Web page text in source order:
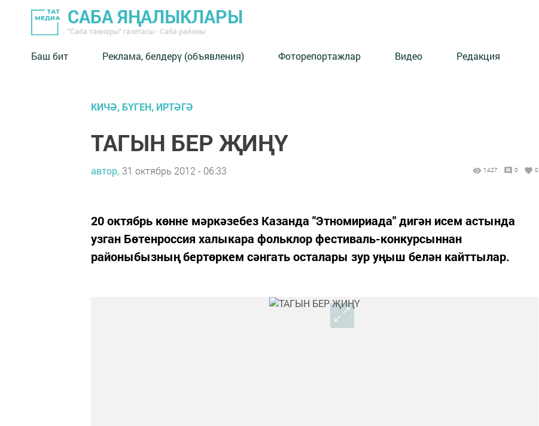
САБА ЯҢАЛЫКЛАРЫ
"Саба таңнары" газетасы - Саба районы
Баш бит Реклама, белдерү (объявления) Фоторепортажлар Видео Редакция
КИЧӘ, БҮГЕН, ИРТӘГӘ
ТАГЫН БЕР ҖИҢҮ
автор, 31 октябрь 2012 - 06:33 1427 0 0
20 октябрь көнне мәркәзебез Казанда "Этномириада" дигән исем астында
узган Бөтенроссия халыкара фольклор фестиваль-конкурсыннан
районыбызның бертөркем сәнгать осталары зур уңыш белән кайттылар.